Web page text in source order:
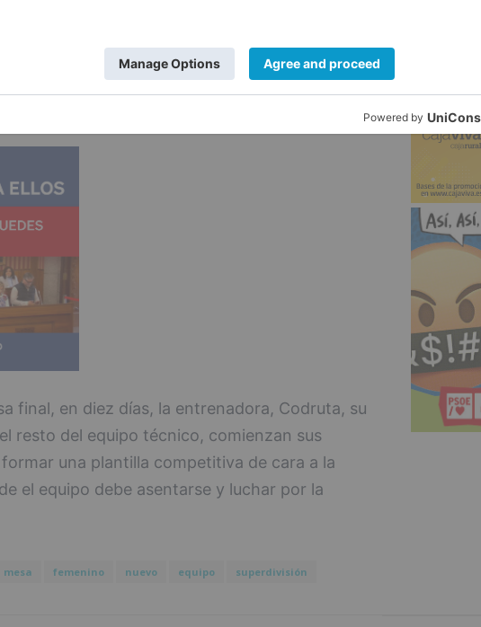
son Dranca Codruta, entrenadora y
Berzosa, Andreea Clapa, María Méndez,
Izquierdo, Lucía Méndez, Esther Hasek y Elena
intervenido en alguno de los encuentros de la
en su objetivo.
final, en diez días, la entrenadora, Codruta, su
resto del equipo técnico, comienzan sus
una plantilla competitiva de cara a la
el equipo debe asentarse y luchar por la
mesa femenino nuevo equipo superdivisión